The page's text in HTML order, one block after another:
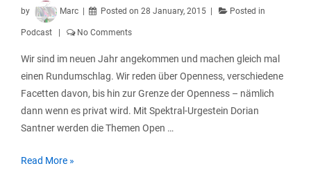
by Marc Posted on 28 January, 2015 Posted in
Podcast No Comments
Wir sind im neuen Jahr angekommen und machen gleich mal
einen Rundumschlag. Wir reden über Openness, verschiedene
Facetten davon, bis hin zur Grenze der Openness – nämlich
dann wenn es privat wird. Mit Spektral-Urgestein Dorian
Santner werden die Themen Open …
SP012
Read More »